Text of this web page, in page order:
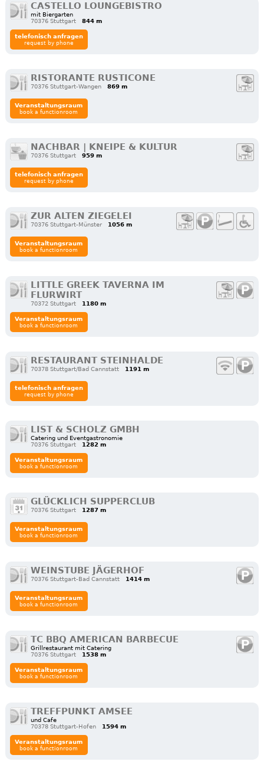
CASTELLO LOUNGEBISTRO
mit Biergarten
70376 Stuttgart
844 m
telefonisch anfragen
request by phone
RISTORANTE RUSTICONE
70376 Stuttgart-Wangen 869 m
Veranstaltungsraum
book a functionroom
NACHBAR | KNEIPE & KULTUR
70376 Stuttgart 959 m
telefonisch anfragen
request by phone
ZUR ALTEN ZIEGELEI
70376 Stuttgart-Münster 1056 m
Veranstaltungsraum
book a functionroom
LITTLE GREEK TAVERNA IM
FLURWIRT
70372 Stuttgart 1180 m
Veranstaltungsraum
book a functionroom
RESTAURANT STEINHALDE
70378 Stuttgart/Bad Cannstatt 1191 m
telefonisch anfragen
request by phone
LIST & SCHOLZ GMBH
Catering und Eventgastronomie
70376 Stuttgart
1282 m
Veranstaltungsraum
book a functionroom
GLÜCKLICH SUPPERCLUB
70376 Stuttgart 1287 m
Veranstaltungsraum
book a functionroom
WEINSTUBE JÄGERHOF
70376 Stuttgart-Bad Cannstatt 1414 m
Veranstaltungsraum
book a functionroom
TC BBQ AMERICAN BARBECUE
Grillrestaurant mit Catering
70376 Stuttgart
1538 m
Veranstaltungsraum
book a functionroom
TREFFPUNKT AMSEE
und Cafe
70378 Stuttgart-Hofen
1594 m
Veranstaltungsraum
book a functionroom